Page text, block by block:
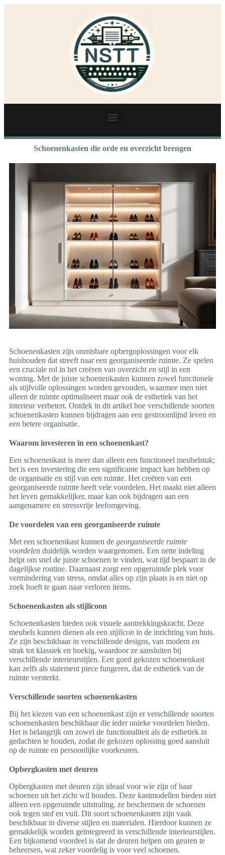
Schoenenkasten die orde en overzicht brengen
Schoenenkasten zijn onmisbare opbergoplossingen voor elk
huishouden dat streeft naar een georganiseerde ruimte. Ze spelen
een cruciale rol in het creëren van overzicht en stijl in een
woning. Met de juiste schoenenkasten kunnen zowel functionele
als stijlvolle oplossingen worden gevonden, waarmee men niet
alleen de ruimte optimaliseert maar ook de esthetiek van het
interieur verbetert. Ontdek in dit artikel hoe verschillende soorten
schoenenkasten kunnen bijdragen aan een gestroomlijnd leven en
een betere organisatie.
Waarom investeren in een schoenenkast?
Een schoenenkast is meer dan alleen een functioneel meubelstuk;
het is een investering die een significante impact kan hebben op
de organisatie en stijl van een ruimte. Het creëren van een
georganiseerde ruimte heeft vele voordelen. Het maakt niet alleen
het leven gemakkelijker, maar kan ook bijdragen aan een
aangenamere en stressvrije leefomgeving.
De voordelen van een georganiseerde ruimte
Met een schoenenkast kunnen de georganiseerde ruimte
voordelen duidelijk worden waargenomen. Een nette indeling
helpt om snel de juiste schoenen te vinden, wat tijd bespaart in de
dagelijkse routine. Daarnaast zorgt een opgeruimde plek voor
vermindering van stress, omdat alles op zijn plaats is en niet op
zoek hoeft te gaan naar verloren items.
Schoenenkasten als stijlicoon
Schoenenkasten bieden ook visuele aantrekkingskracht. Deze
meubels kunnen dienen als een stijlicon in de inrichting van huis.
Ze zijn beschikbaar in verschillende designs, van modern en
strak tot klassiek en hoekig, waardoor ze aansluiten bij
verschillende interieurstijlen. Een goed gekozen schoenenkast
kan zelfs als statement piece fungeren, dat de esthetiek van de
ruimte versterkt.
Verschillende soorten schoenenkasten
Bij het kiezen van een schoenenkast zijn er verschillende soorten
schoenenkasten beschikbaar die ieder unieke voordelen bieden.
Het is belangrijk om zowel de functionaliteit als de esthetiek in
gedachten te houden, zodat de gekozen oplossing goed aansluit
op de ruimte en persoonlijke voorkeuren.
Opbergkasten met deuren
Opbergkasten met deuren zijn ideaal voor wie zijn of haar
schoenen uit het zicht wil houden. Deze kastmodellen bieden niet
alleen een opgeruimde uitstraling, ze beschermen de schoenen
ook tegen stof en vuil. Dit soort schoenenkasten zijn vaak
beschikbaar in diverse stijlen en materialen. Hierdoor kunnen ze
gemakkelijk worden geïntegreerd in verschillende interieurstijlen.
Een bijkomend voordeel is dat de deuren helpen om geuren te
beheersen, wat zeker voordelig is voor veel schoenen.